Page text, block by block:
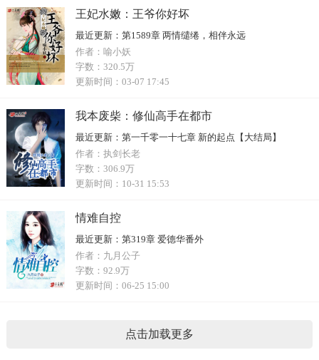
王妃水嫩：王爷你好坏
最近更新： 第1589章 两情缱绻，相伴永远
作者： 喻小妖
字数： 320.5万
更新时间： 03-07 17:45
我本废柴：修仙高手在都市
最近更新： 第一千零一十七章 新的起点【大结局】
作者： 执剑长老
字数： 306.9万
更新时间： 10-31 15:53
情难自控
最近更新： 第319章 爱德华番外
作者： 九月公子
字数： 92.9万
更新时间： 06-25 15:00
点击加载更多